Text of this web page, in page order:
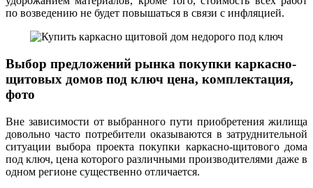
по возведению не будет повышаться в связи с инфляцией.
Выбор предложений рынка покупки каркасно-
щитовых домов под ключ цена, комплектация,
фото
Вне зависимости от выбранного пути приобретения жилища
довольно часто потребители оказываются в затруднительной
ситуации выбора проекта покупки каркасно-щитового дома
под ключ, цена которого различными производителями даже в
одном регионе существенно отличается.